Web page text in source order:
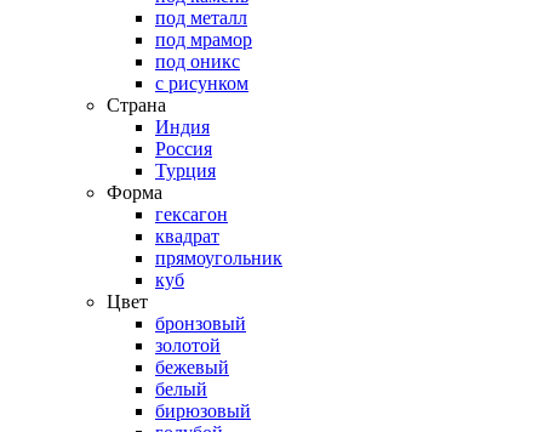
под металл
под мрамор
под оникс
с рисунком
Страна
Индия
Россия
Турция
Форма
гексагон
квадрат
прямоугольник
куб
Цвет
бронзовый
золотой
бежевый
белый
бирюзовый